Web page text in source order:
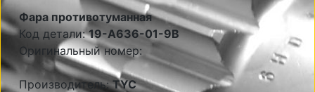
Фара противотуманная
Код детали:19-A636-01-9B
Оригинальный номер:
Производитель:TYC